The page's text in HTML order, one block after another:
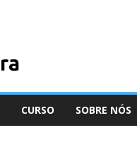
CURSO SOBRE NÓS